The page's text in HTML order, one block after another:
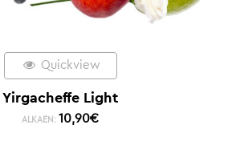
Quickview
Yirgacheffe Light
ALKAEN: 10,90€